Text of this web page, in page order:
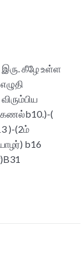
இரு. கீழே உள்ள
கேணல்b10.)-(
)-(2ம்
b16